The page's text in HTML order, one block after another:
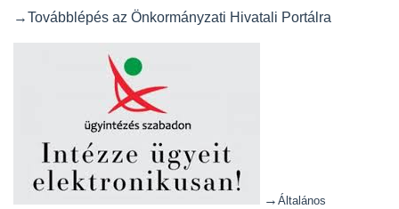
→Továbblépés az Önkormányzati Hivatali Portálra
→ Általános